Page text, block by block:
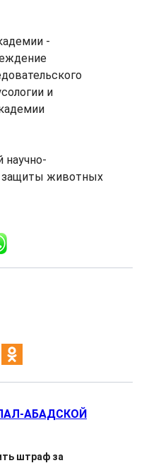
-
и
защиты животных
АБАДСКОЙ
штраф за